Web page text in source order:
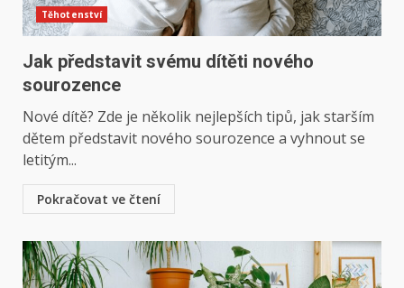
Těhotenství
Jak představit svému dítěti nového
sourozence
Nové dítě? Zde je několik nejlepších tipů, jak starším
dětem představit nového sourozence a vyhnout se
letitým...
Pokračovat ve čtení